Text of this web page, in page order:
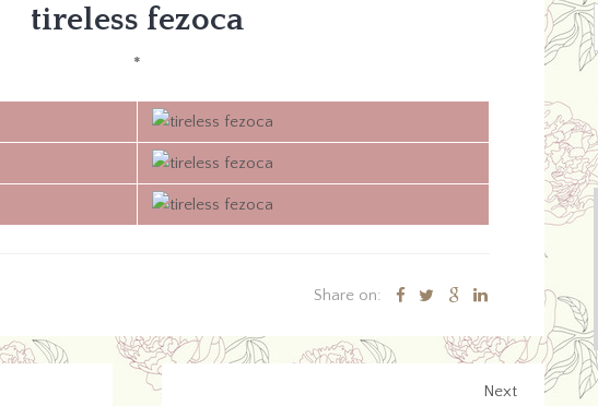
tireless fezoca
*
Share on:
Next